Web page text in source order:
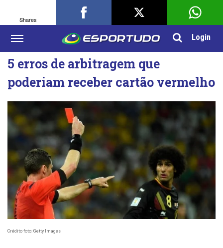
Login
5 erros de arbitragem que
poderiam receber cartão vermelho
Crédito foto: Getty Images
Shares